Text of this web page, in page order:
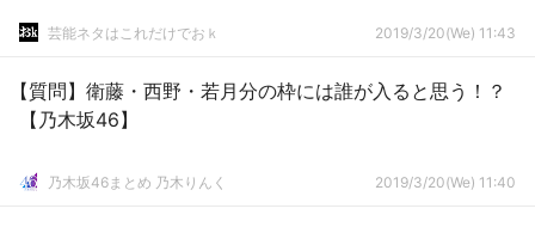
芸能ネタはこれだけでおｋ 2019/3/20(We) 11:43
【質問】衛藤・西野・若月分の枠には誰が入ると思う！？
【乃木坂46】
乃木坂46まとめ 乃木りんく 2019/3/20(We) 11:40